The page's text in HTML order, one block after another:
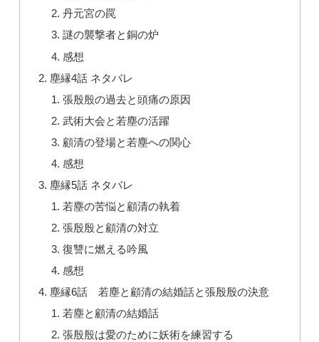
丹元宮の罠
謎の襲撃者と銅の炉
感想
塵縁4話 ネタバレ
張殷殷の過去と頭痛の原因
武術大会と若塵の活躍
顧清の登場と若塵への関心
感想
塵縁5話 ネタバレ
若塵の苦悩と顧清の執着
張殷殷と顧清の対立
復讐に燃える吟風
感想
塵縁6話 若塵と顧清の結婚話と張殷殷の決意
若塵と顧清の結婚話
張殷殷は愛のために妖術を練習する